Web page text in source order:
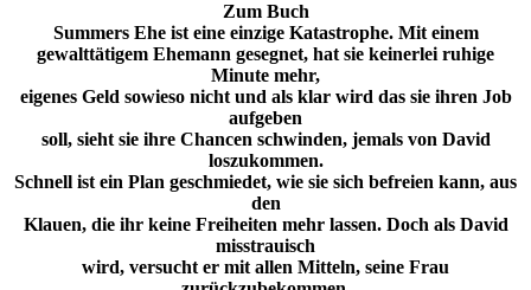
Zum Buch
Summers Ehe ist eine einzige Katastrophe. Mit einem
gewalttätigem Ehemann gesegnet, hat sie keinerlei ruhige
Minute mehr,
eigenes Geld sowieso nicht und als klar wird das sie ihren Job
aufgeben
soll, sieht sie ihre Chancen schwinden, jemals von David
loszukommen.
Schnell ist ein Plan geschmiedet, wie sie sich befreien kann, aus
den
Klauen, die ihr keine Freiheiten mehr lassen. Doch als David
misstrauisch
wird, versucht er mit allen Mitteln, seine Frau